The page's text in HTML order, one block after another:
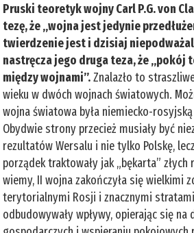
Pruski teoretyk wojny Carl P.G. von
tezę, że „wojna jest jedynie
twierdzenie jest i dzisiaj
nastręcza jego druga teza, że „pokój
między wojnami”.Znalazło to
wieku w dwóch wojnach światowych.
wojna światowa była niemiecko-
Obydwie strony przecież musiały być
rezultatów Wersalu i nie tylko Polskę,
porządek traktowały jak „bękarta”
wiemy, II wojna zakończyła się wielkimi
terytorialnymi Rosji i znacznymi
odbudowywały wpływy, opierając się na